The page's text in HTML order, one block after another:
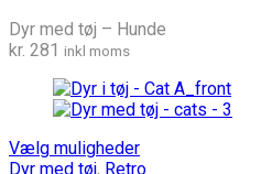
Dyr med tøj – Hunde
kr. 281 inkl moms
Vælg muligheder
Dyr med tøj, Retro